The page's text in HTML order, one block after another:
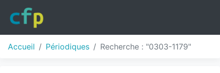
Accueil Périodiques Recherche : "0303-1179"